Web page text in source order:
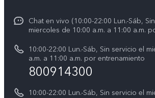
Y38 5G
Y31 5G
Autenticación de IMEI
Manual del usuario
Servicio de Agendamiento
La vida en vivo
Acerca de nosotros
Avisos legales
Chat en vivo (10:00-22:00 Lun.-Sáb,
miercoles de 10:00 a.m. a 11:00 a.m.
10:00-22:00 Lun.-Sáb, Sin servicio el
a.m. a 11:00 a.m. por entrenamiento
800914300
10:00-22:00 Lun.-Sáb, Sin servicio el